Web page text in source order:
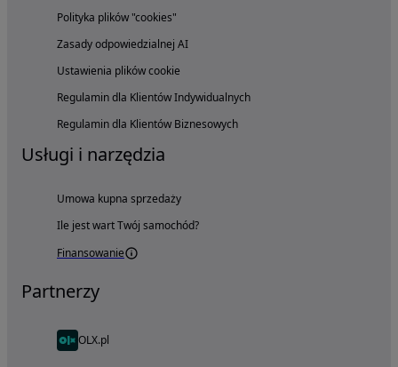
Polityka plików "cookies"
Zasady odpowiedzialnej AI
Ustawienia plików cookie
Regulamin dla Klientów Indywidualnych
Regulamin dla Klientów Biznesowych
Usługi i narzędzia
Umowa kupna sprzedaży
Ile jest wart Twój samochód?
Finansowanie
Partnerzy
OLX.pl